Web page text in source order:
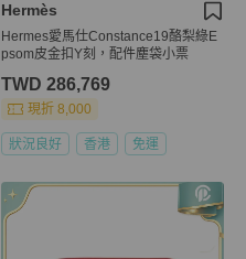
Hermès
Hermes愛馬仕Constance19酪梨綠E
psom皮金扣Y刻，配件塵袋小票
TWD 286,769
現折 8,000
狀況良好 香港 免運